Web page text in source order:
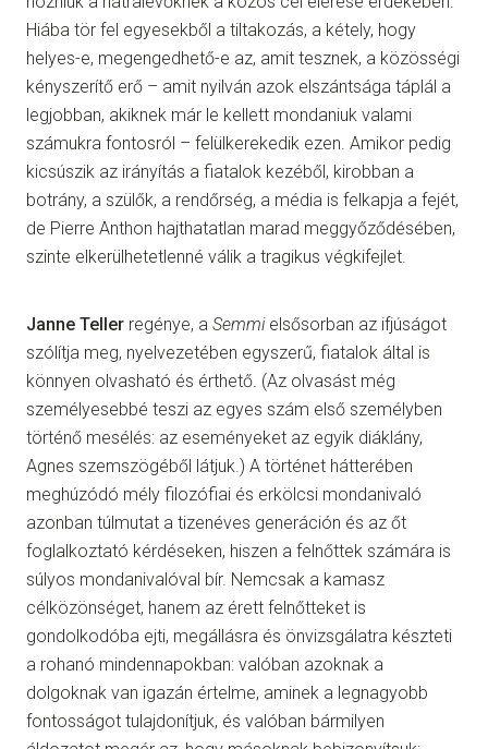
Hiába tör fel egyesekből a tiltakozás, a kétely, hogy
helyes-e, megengedhető-e az, amit tesznek, a közösségi
kényszerítő erő – amit nyilván azok elszántsága táplál a
legjobban, akiknek már le kellett mondaniuk valami
számukra fontosról – felülkerekedik ezen. Amikor pedig
kicsúszik az irányítás a fiatalok kezéből, kirobban a
botrány, a szülők, a rendőrség, a média is felkapja a fejét,
de Pierre Anthon hajthatatlan marad meggyőződésében,
szinte elkerülhetetlenné válik a tragikus végkifejlet.
Janne Teller regénye, a Semmielsősorban az ifjúságot
szólítja meg, nyelvezetében egyszerű, fiatalok által is
könnyen olvasható és érthető. (Az olvasást még
személyesebbé teszi az egyes szám első személyben
történő mesélés: az eseményeket az egyik diáklány,
Agnes szemszögéből látjuk.) A történet hátterében
meghúzódó mély filozófiai és erkölcsi mondanivaló
azonban túlmutat a tizenéves generáción és az őt
foglalkoztató kérdéseken, hiszen a felnőttek számára is
súlyos mondanivalóval bír. Nemcsak a kamasz
célközönséget, hanem az érett felnőtteket is
gondolkodóba ejti, megállásra és önvizsgálatra készteti
a rohanó mindennapokban: valóban azoknak a
dolgoknak van igazán értelme, aminek a legnagyobb
fontosságot tulajdonítjuk, és valóban bármilyen